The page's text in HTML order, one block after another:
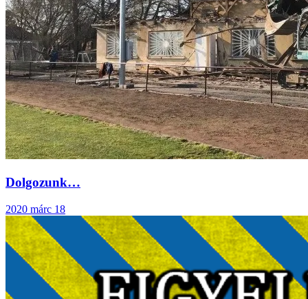
Dolgozunk…
2020 márc 18